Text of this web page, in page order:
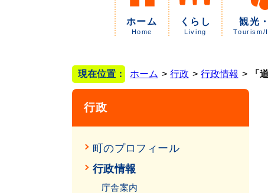
ホーム
Home
くらし
Living
観光
Tourism/
現在位置： ホーム 行政 行政情報 「
行政
町のプロフィール
行政情報
庁舎案内